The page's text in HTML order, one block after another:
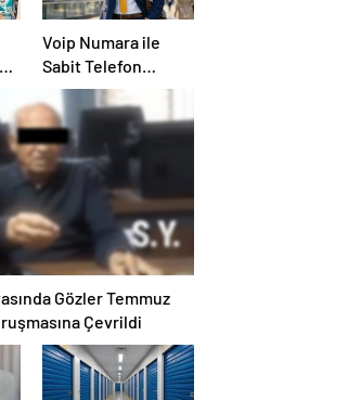
Voip Numara ile
Sabit Telefon
Alternatifi Nasıl
Seçilir
Gözler Temmuz
Çevrildi